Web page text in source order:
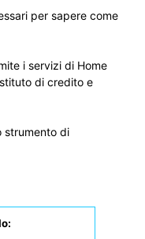
per sapere come
i servizi di Home
di credito e
strumento di